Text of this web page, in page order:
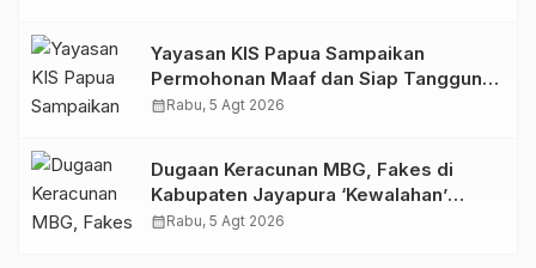
Yayasan KIS Papua Sampaikan
Permohonan Maaf dan Siap Tanggung
Biaya Korban Dugaan Keracunan MBG
calendar_monthRabu, 5 Agt 2026
Dugaan Keracunan MBG, Fakes di
Kabupaten Jayapura ‘Kewalahan’
Layani Ratusan Korban
calendar_monthRabu, 5 Agt 2026